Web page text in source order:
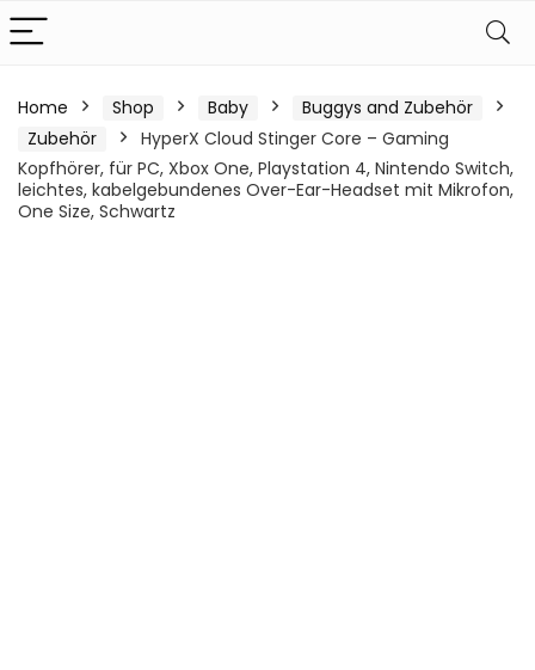
Home Shop Baby
Buggys and Zubehör
Zubehör
HyperX Cloud Stinger Core – Gaming
Kopfhörer, für PC, Xbox One, Playstation 4, Nintendo Switch,
leichtes, kabelgebundenes Over-Ear-Headset mit Mikrofon,
One Size, Schwartz